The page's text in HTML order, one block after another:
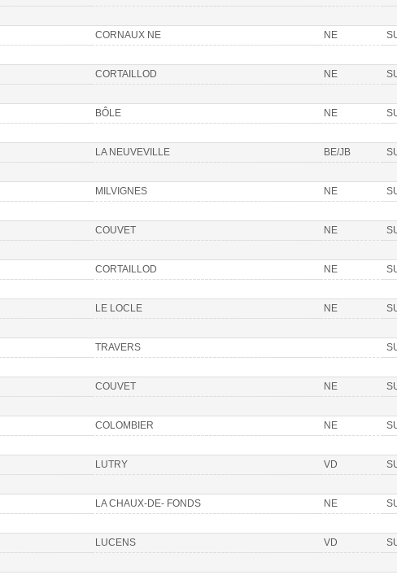
CORNAUX NE NE
CORTAILLOD NE
BÔLE NE
LA NEUVEVILLE BE/JB
MILVIGNES NE
COUVET NE
CORTAILLOD NE
LE LOCLE NE
TRAVERS
COUVET NE
COLOMBIER NE
LUTRY VD
LA CHAUX-DE- FONDS NE
LUCENS VD